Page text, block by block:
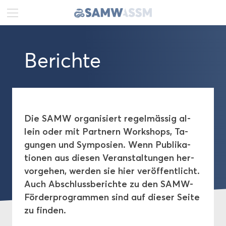
Ak­tu­el­les
Por­trät
Pu­bli­ka­tio­nen
Richt­li­ni­en
Leit­fä­den
Po­si­ti­ons­pa­pie­re
Be­rich­te
Die SAMW or­ga­ni­siert re­gel­mäs­sig al­
lein oder mit Part­nern Work­shops, Ta­
gun­gen und Sym­po­si­en. Wenn Pu­bli­ka­
tio­nen aus die­sen Ver­an­stal­tun­gen her­
vor­ge­hen, wer­den sie hier ver­öf­fent­licht.
Auch Ab­schluss­be­rich­te zu den SAMW-​
Förderprogrammen sind auf die­ser Seite
zu fin­den.